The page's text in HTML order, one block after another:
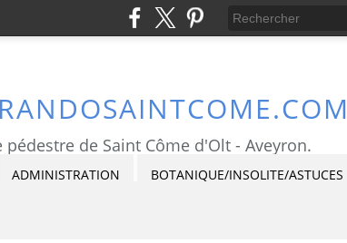
de Saint Côme d'Olt - Aveyron.
ADMINISTRATION BOTANIQUE/INSOLITE/ASTUCES